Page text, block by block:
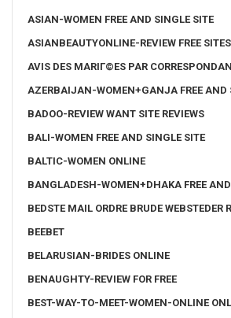
ASIAN-WOMEN FREE AND SINGLE SITE
ASIANBEAUTYONLINE-REVIEW FREE SITES
AVIS DES MARIГ©ES PAR
AZERBAIJAN-WOMEN+GANJA FREE AND
BADOO-REVIEW WANT SITE REVIEWS
BALI-WOMEN FREE AND SINGLE SITE
BALTIC-WOMEN ONLINE
BANGLADESH-WOMEN+DHAKA FREE
BEDSTE MAIL ORDRE BRUDE WEBSTEDER
BEEBET
BELARUSIAN-BRIDES ONLINE
BENAUGHTY-REVIEW FOR FREE
BEST-WAY-TO-MEET-WOMEN-ONLINE